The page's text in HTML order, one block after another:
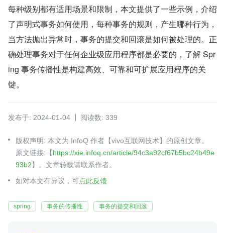
每种级别都有适用场景和限制，本文提供了一些示例，介绍
了声明式事务如何使用，每种事务的规则，产生哪种行为，
当方法抛出异常时，事务的提交和回滚是如何被处理的。正
确处理事务对于任何企业级应用程序都是必要的，了解 Spr
ing 事务传播性是构建高效、可靠和可扩展应用程序的关
键。
发布于: 2024-01-04 阅读数: 339
版权声明: 本文为 InfoQ 作者【vivo互联网技术】的原创文章。
原文链接:【https://xie.infoq.cn/article/94c3a92cf67b5bc24b49e
93b2】。文章转载请联系作者。
如对本文有异议，可点此反馈
spring 事务的传播性 事务的提交和回滚